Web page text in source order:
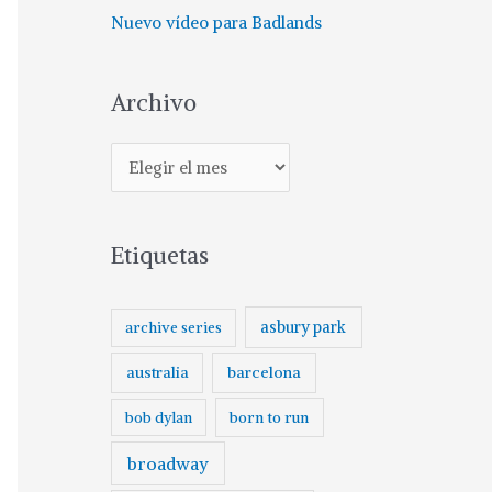
Nuevo vídeo para Badlands
Archivo
r
h
o
Etiquetas
archive series asbury park
australia barcelona
bob dylan born to run
broadway